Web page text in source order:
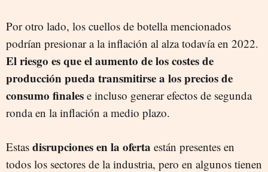
Por otro lado, los cuellos de botella mencionados
podrían presionar a la inflación al alza todavía en 2022.
El riesgo es que el aumento de los costes de
producción pueda transmitirse a los precios de
consumo finales e incluso generar efectos de segunda
ronda en la inflación a medio plazo.
Estas disrupciones en la oferta están presentes en
todos los sectores de la industria, pero en algunos tienen